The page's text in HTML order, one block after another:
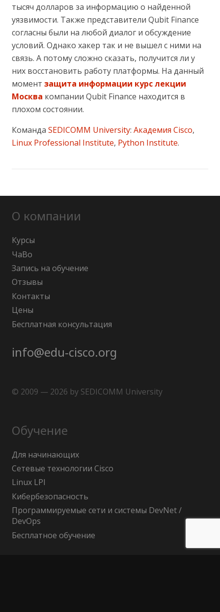
тысяч долларов за информацию о найденной
уязвимости. Также представители Qubit Finance
согласны были на любой диалог и обсуждение
условий. Однако хакер так и не вышел с ними на
связь. А потому сложно сказать, получится ли у
них восстановить работу платформы. На данный
момент защита информации курс лекции
Москва компании Qubit Finance находится в
плохом состоянии.
Команда SEDICOMM University: Академия Cisco,
Linux Professional Institute, Python Institute.
О компании
Курсы
ЧаВо
Запись на обучение
Отзывы
Контакты
Цены
Бесплатная консультация
info@edu-cisco.org
© 2009 — 2026 by SEDICOMM University
Обучение
Для начинающих
Сетевые технологии Cisco
Linux LPI
Кибербезопасность
Программируемые сети и системы DevNet /
DevOps
Бесплатное обучение